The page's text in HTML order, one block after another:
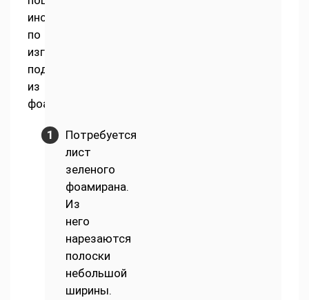
инструкции
по
изготовлению
поделок
из
фоамирана:
Потребуется
лист
зеленого
фоамирана.
Из
него
нарезаются
полоски
небольшой
ширины.